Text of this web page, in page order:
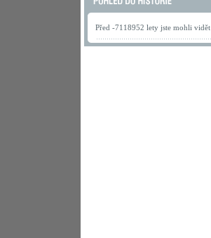
Před -7118952 lety jste mohli vidět .